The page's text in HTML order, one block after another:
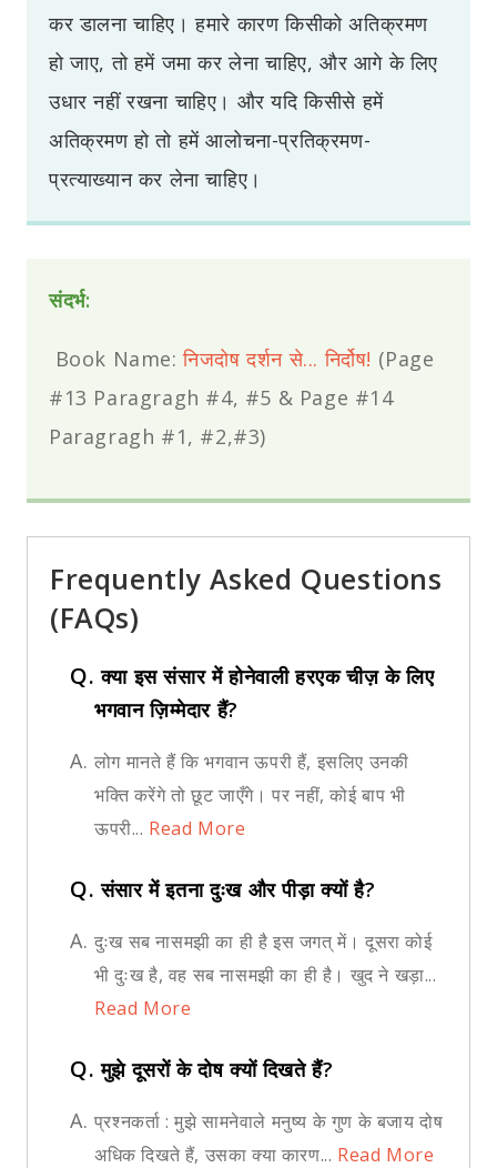
कर डालना चाहिए। हमारे कारण किसीको अतिक्रमण
हो जाए, तो हमें जमा कर लेना चाहिए, और आगे के लिए
उधार नहीं रखना चाहिए। और यदि किसीसे हमें
अतिक्रमण हो तो हमें आलोचना-प्रतिक्रमण-
प्रत्याख्यान कर लेना चाहिए।
संदर्भ:
Book Name:निजदोष दर्शन से... निर्दोष! (Page
#13 Paragragh #4, #5 & Page #14
Paragragh #1, #2,#3)
Frequently Asked Questions
(FAQs)
Q.क्या इस संसार में होनेवाली हरएक चीज़ के लिए
भगवान ज़िम्मेदार हैं?
A. लोग मानते हैं कि भगवान ऊपरी हैं, इसलिए उनकी
भक्ति करेंगे तो छूट जाएँगे। पर नहीं, कोई बाप भी
ऊपरी... Read More
Q.संसार में इतना दुःख और पीड़ा क्यों है?
A. दुःख सब नासमझी का ही है इस जगत् में। दूसरा कोई
भी दुःख है, वह सब नासमझी का ही है। खुद ने खड़ा...
Read More
Q.मुझे दूसरों के दोष क्यों दिखते हैं?
A. प्रश्नकर्ता : मुझे सामनेवाले मनुष्य के गुण के बजाय दोष
अधिक दिखते हैं, उसका क्या कारण... Read More